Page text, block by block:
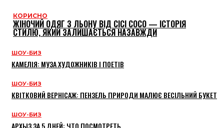
КОРИСНО
ЖІНОЧИЙ ОДЯГ З ЛЬОНУ ВІД CICI COCO — ІСТОРІЯ
СТИЛЮ, ЯКИЙ ЗАЛИШАЄТЬСЯ НАЗАВЖДИ
ШОУ-БИЗ
КАМЕЛІЯ: МУЗА ХУДОЖНИКІВ І ПОЕТІВ
ШОУ-БИЗ
КВІТКОВИЙ ВЕРНІСАЖ: ПЕНЗЕЛЬ ПРИРОДИ МАЛЮЄ ВЕСІЛЬНИЙ БУКЕТ
ШОУ-БИЗ
АРХЫЗ ЗА 5 ДНЕЙ: ЧТО ПОСМОТРЕТЬ